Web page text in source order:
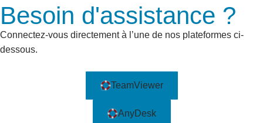
Besoin d'assistance ?
Connectez-vous directement à l’une de nos plateformes ci-
dessous.
TeamViewer
AnyDesk